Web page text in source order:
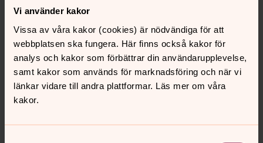
Vi använder kakor
Vissa av våra kakor (cookies) är nödvändiga för att
webbplatsen ska fungera. Här finns också kakor för
analys och kakor som förbättrar din användarupplevelse,
samt kakor som används för marknadsföring och när vi
länkar vidare till andra plattformar. Läs mer om våra
kakor.
Goda grannar
I ditt närområde finns våra grannförsamlingar. Hos dem
hittar du också konfirmationsalternativ. Läs mer på:
svenskakyrkan.se/ekero
svenskakyrkan.se/faringso
svenskakyrkan.se/vasterled